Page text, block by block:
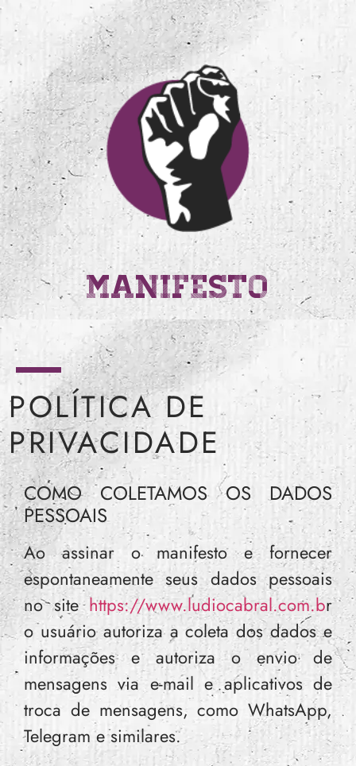
MANIFESTO
POLÍTICA DE
PRIVACIDADE
COMO COLETAMOS OS DADOS
PESSOAIS
Ao assinar o manifesto e fornecer
espontaneamente seus dados pessoais
no sitehttps://www.ludiocabral.com.br
o usuário autoriza a coleta dos dados e
informações e autoriza o envio de
mensagens via e-mail e aplicativos de
troca de mensagens, como WhatsApp,
Telegram e similares.